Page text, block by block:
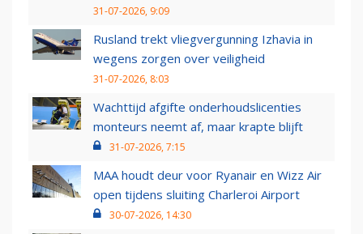
31-07-2026, 9:09
Rusland trekt vliegvergunning Izhavia in
wegens zorgen over veiligheid
31-07-2026, 8:03
Wachttijd afgifte onderhoudslicenties
monteurs neemt af, maar krapte blijft
31-07-2026, 7:15
MAA houdt deur voor Ryanair en Wizz Air
open tijdens sluiting Charleroi Airport
30-07-2026, 14:30